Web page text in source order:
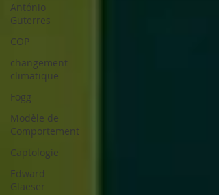
António
Guterres
COP
changement
climatique
Fogg
Modèle de
Comportement
Captologie
Edward
Glaeser